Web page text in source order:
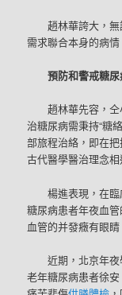
趙林華誇大，
需求聯合本身的病
預防和警戒糖
趙林華先容，
治糖尿病需秉持“糖
部旅程治絡，即在
古代醫學醫治理念相
楊進表現，在
糖尿病患者年夜血
血管的并發癥有眼
近期，北京年
老年糖尿病患者徐